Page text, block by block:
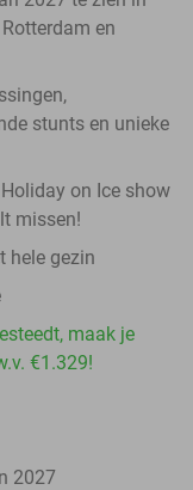
en
stunts en unieke
on Ice show
missen!
hele gezin
maak je
€1.329!
2027